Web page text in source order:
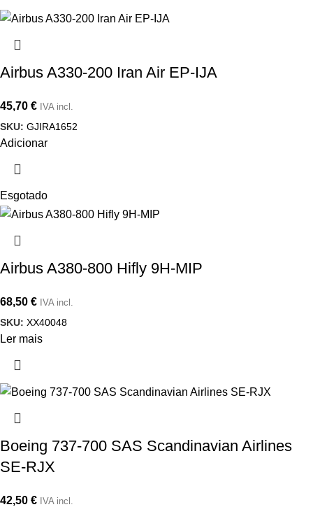
Airbus A330-200 Iran Air EP-IJA
45,70 € IVA incl.
SKU: GJIRA1652
Adicionar
Esgotado
Airbus A380-800 Hifly 9H-MIP
68,50 € IVA incl.
SKU: XX40048
Ler mais
Boeing 737-700 SAS Scandinavian Airlines
SE-RJX
42,50 € IVA incl.